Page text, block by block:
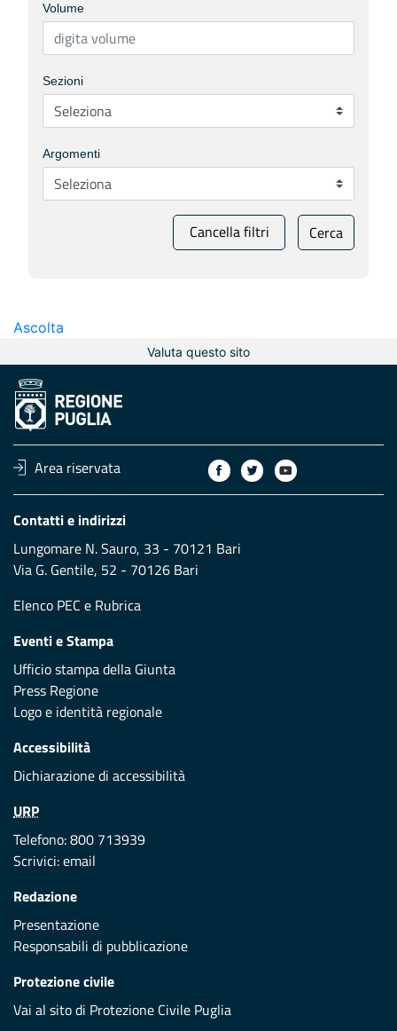
Volume
Sezioni
Argomenti
Cancella filtri Cerca
Ascolta
Valuta questo sito
Area riservata
Contatti e indirizzi
Lungomare N. Sauro, 33 - 70121 Bari
Via G. Gentile, 52 - 70126 Bari
Elenco PEC e Rubrica
Eventi e Stampa
Ufficio stampa della Giunta
Press Regione
Logo e identità regionale
Accessibilità
Dichiarazione di accessibilità
URP
Telefono: 800 713939
Scrivici:email
Redazione
Presentazione
Responsabili di pubblicazione
Protezione civile
Vai al sito di Protezione Civile Puglia